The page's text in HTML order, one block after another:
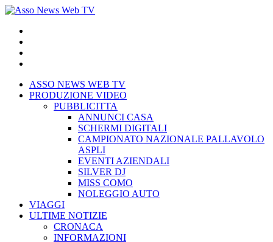
Salta
contenuto
ASSO NEWS WEB TV
PRODUZIONE VIDEO
PUBBLICITTA
ANNUNCI CASA
SCHERMI DIGITALI
CAMPIONATO NAZIONALE PALLAVOLO
ASPLI
EVENTI AZIENDALI
SILVER DJ
MISS COMO
NOLEGGIO AUTO
VIAGGI
ULTIME NOTIZIE
CRONACA
INFORMAZIONI